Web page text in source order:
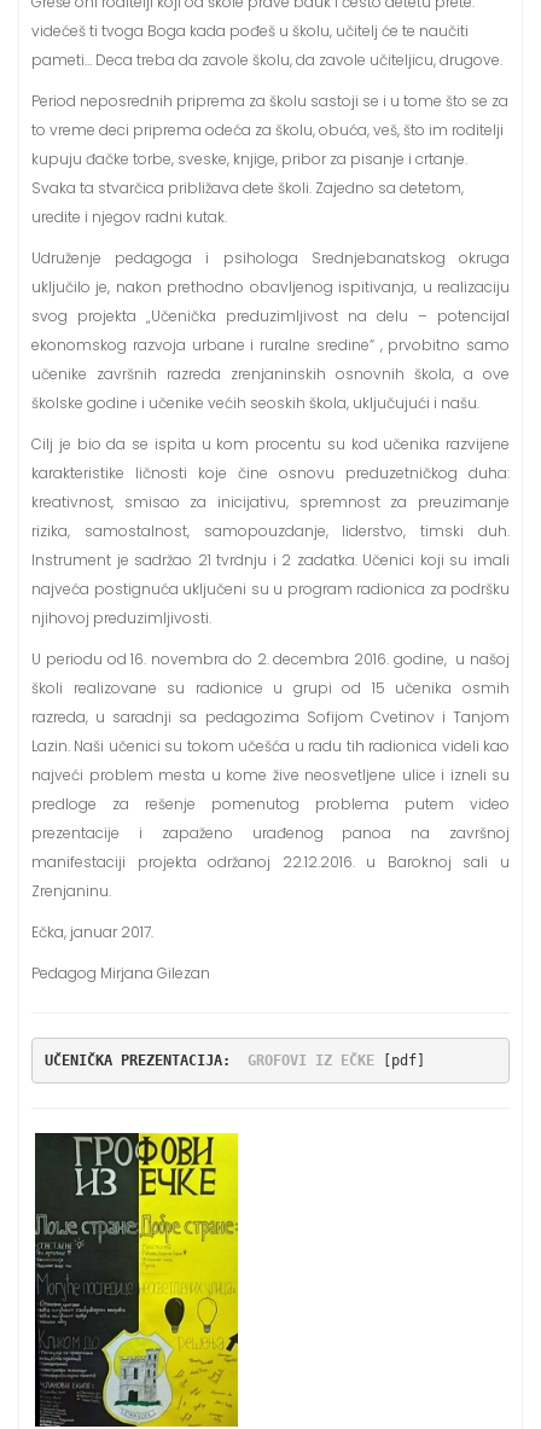
videćeš ti tvoga Boga kada pođeš u školu, učitelj će te naučiti
pameti… Deca treba da zavole školu, da zavole učiteljicu, drugove.
Period neposrednih priprema za školu sastoji se i u tome što se za
to vreme deci priprema odeća za školu, obuća, veš, što im roditelji
kupuju đačke torbe, sveske, knjige, pribor za pisanje i crtanje.
Svaka ta stvarčica približava dete školi. Zajedno sa detetom,
uredite i njegov radni kutak.
Udruženje pedagoga i psihologa Srednjebanatskog okruga
uključilo je, nakon prethodno obavljenog ispitivanja, u realizaciju
svog projekta „Učenička preduzimljivost na delu – potencijal
ekonomskog razvoja urbane i ruralne sredine“ , prvobitno samo
učenike završnih razreda zrenjaninskih osnovnih škola, a ove
školske godine i učenike većih seoskih škola, uključujući i našu.
Cilj je bio da se ispita u kom procentu su kod učenika razvijene
karakteristike ličnosti koje čine osnovu preduzetničkog duha:
kreativnost, smisao za inicijativu, spremnost za preuzimanje
rizika, samostalnost, samopouzdanje, liderstvo, timski duh.
Instrument je sadržao 21 tvrdnju i 2 zadatka. Učenici koji su imali
najveća postignuća uključeni su u program radionica za podršku
njihovoj preduzimljivosti.
U periodu od 16. novembra do 2. decembra 2016. godine, u našoj
školi realizovane su radionice u grupi od 15 učenika osmih
razreda, u saradnji sa pedagozima Sofijom Cvetinov i Tanjom
Lazin. Naši učenici su tokom učešća u radu tih radionica videli kao
najveći problem mesta u kome žive neosvetljene ulice i izneli su
predloge za rešenje pomenutog problema putem video
prezentacije i zapaženo urađenog panoa na završnoj
manifestaciji projekta održanoj 22.12.2016. u Baroknoj sali u
Zrenjaninu.
Ečka, januar 2017.
Pedagog Mirjana Gilezan
UČENIČKA PREZENTACIJA: GROFOVI IZ EČKE [pdf]